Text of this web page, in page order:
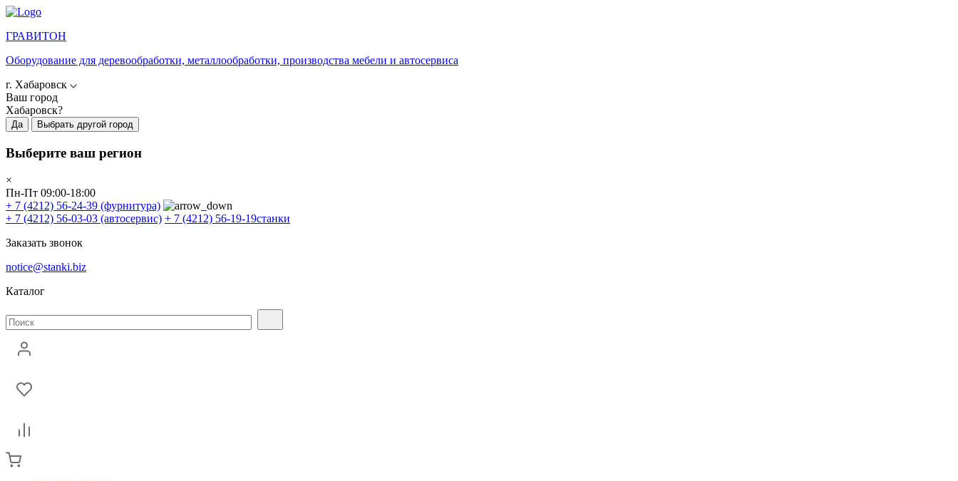
ГРАВИТОН
Оборудование для деревообработки, металлообработки, производства мебели и автосервиса
г. Хабаровск
Ваш город
Хабаровск?
Да Выбрать другой город
Выберите ваш регион
×
Пн-Пт 09:00-18:00
+ 7 (4212) 56-24-39 (фурнитура)
+ 7 (4212) 56-03-03 (автосервис) + 7 (4212) 56-19-19станки
Заказать звонок
notice@stanki.biz
Каталог